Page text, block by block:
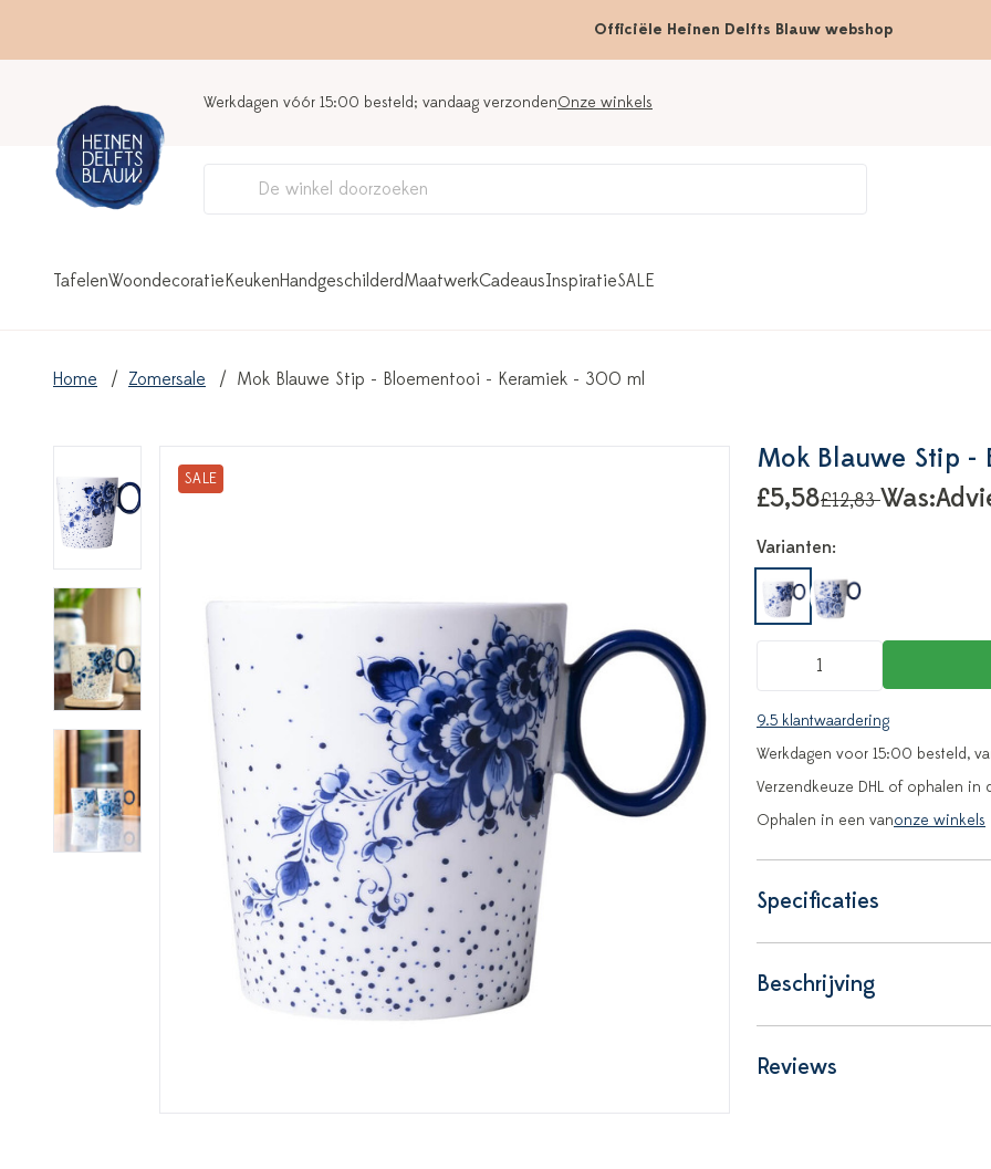
Officiële Heinen Delfts Blauw webshop
Werkdagen vóór 15:00 besteld; vandaag verzondenOnze winkels
TafelenWoondecoratieKeukenHandgeschilderdMaatwerkCadeausInspiratieSALE
Home Zomersale Mok Blauwe Stip - Bloementooi - Keramiek - 300 ml
SALE
Mok Blauwe Stip -
£12,83Was:
£5,58
Varianten:
9.5 klantwaardering
Werkdagen voor 15:00 besteld,
Verzendkeuze DHL of ophalen in
Ophalen in een vanonze winkels
Specificaties
Beschrijving
Reviews